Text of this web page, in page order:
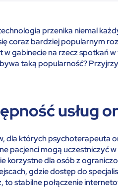
przenika niemal
coraz bardziej popularnym
gabinecie na rzecz spotkań
taką popularność?
usług
dla których psychoterapeuta
pacjenci mogą uczestniczyć
korzystne dla osób z
gdzie dostęp do
stabilne połączenie